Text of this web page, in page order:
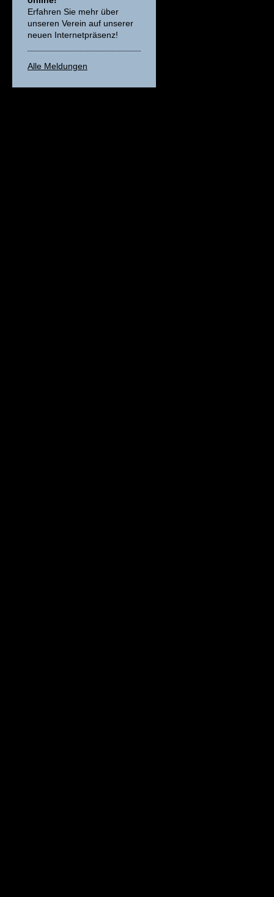
Erfahren Sie mehr über
unseren Verein auf unserer
neuen Internetpräsenz!
Alle Meldungen